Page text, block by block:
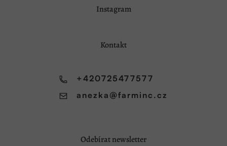
Instagram
Kontakt
anezka @farminc.cz
+420725477577
Odebírat newsletter